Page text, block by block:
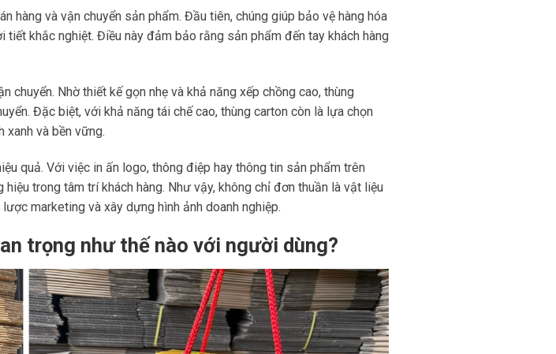
hàng và vận chuyển sản phẩm. Đầu tiên, chúng giúp bảo vệ hàng hóa
khắc nghiệt. Điều này đảm bảo rằng sản phẩm đến tay khách hàng
Nhờ thiết kế gọn nhẹ và khả năng xếp chồng cao, thùng
Đặc biệt, với khả năng tái chế cao, thùng carton còn là lựa chọn
xanh và bền vững.
quả. Với việc in ấn logo, thông điệp hay thông tin sản phẩm trên
trong tâm trí khách hàng. Như vậy, không chỉ đơn thuần là vật liệu
marketing và xây dựng hình ảnh doanh nghiệp.
trọng như thế nào với người dùng?